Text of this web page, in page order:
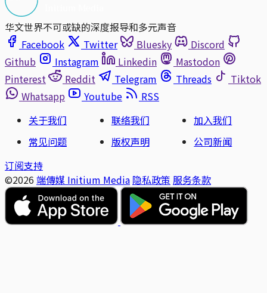
华文世界不可或缺的深度报导和多元声音
Facebook
Twitter Bluesky
Discord
Github
Instagram Linkedin
Mastodon
Pinterest
Reddit Telegram Threads
Tiktok
Whatsapp
Youtube
RSS
关于我们
联络我们
加入我们
常见问题
版权声明
公司新闻
订阅支持
©2026 端傳媒 Initium Media 隐私政策 服务条款